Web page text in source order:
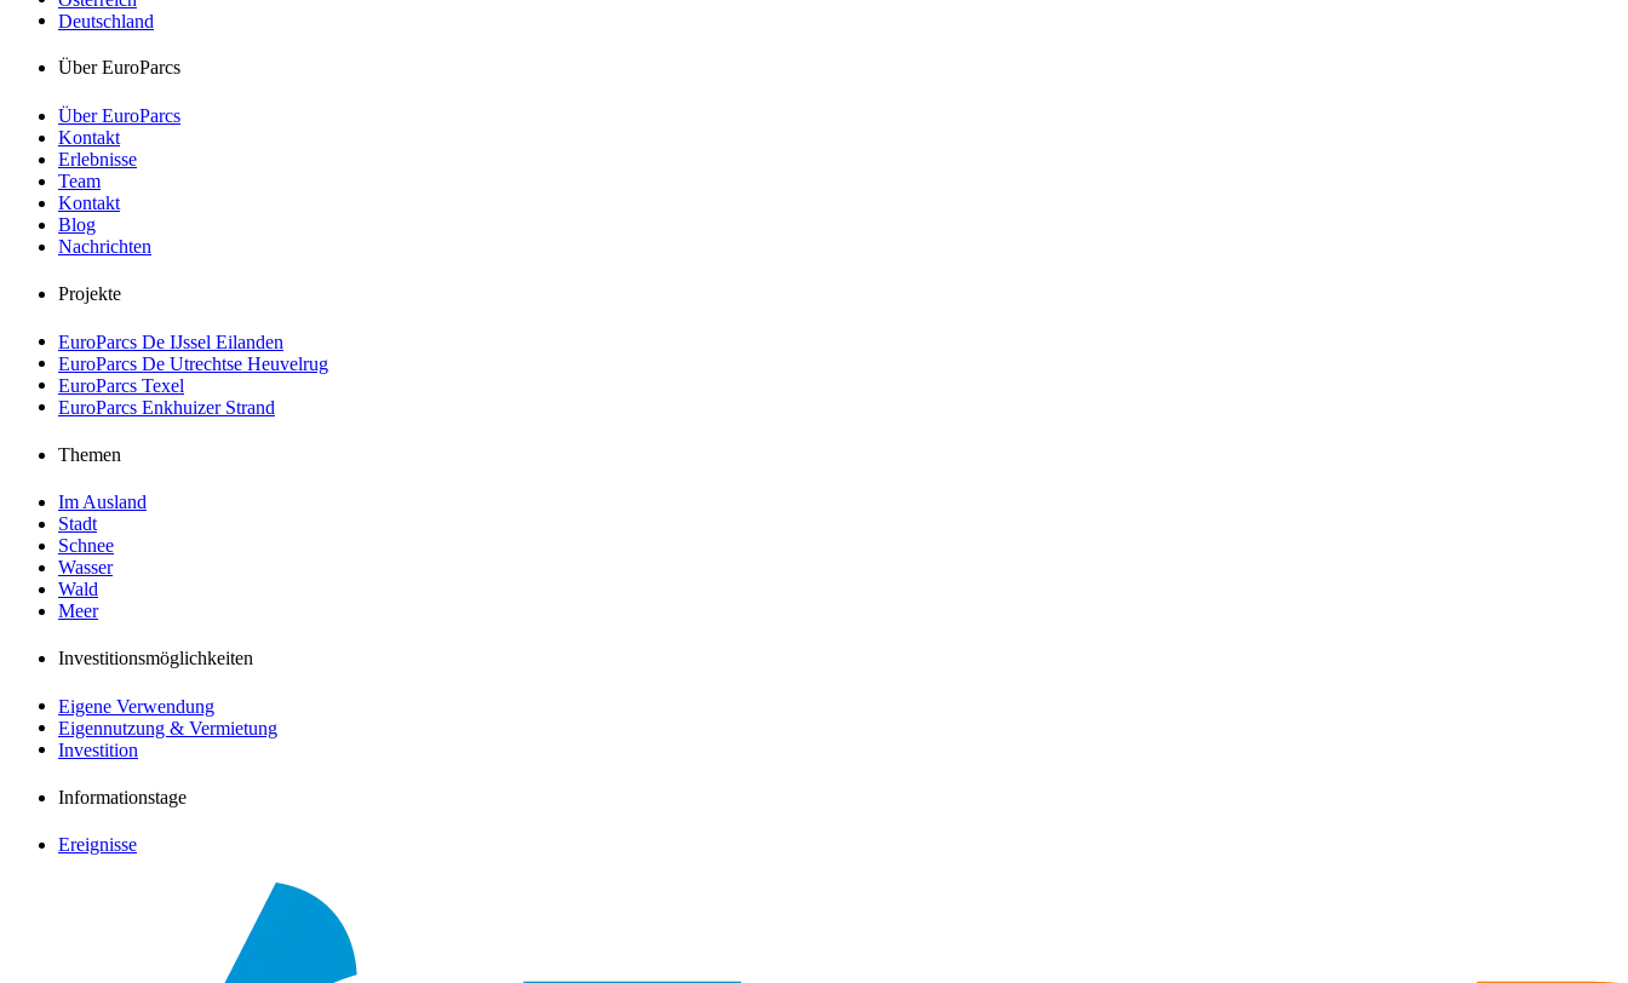
Deutschland
Über EuroParcs
Über EuroParcs
Kontakt
Erlebnisse
Team
Kontakt
Blog
Nachrichten
Projekte
EuroParcs De IJssel Eilanden
EuroParcs De Utrechtse Heuvelrug
EuroParcs Texel
EuroParcs Enkhuizer Strand
Themen
Im Ausland
Stadt
Schnee
Wasser
Wald
Meer
Investitionsmöglichkeiten
Eigene Verwendung
Eigennutzung & Vermietung
Investition
Informationstage
Ereignisse